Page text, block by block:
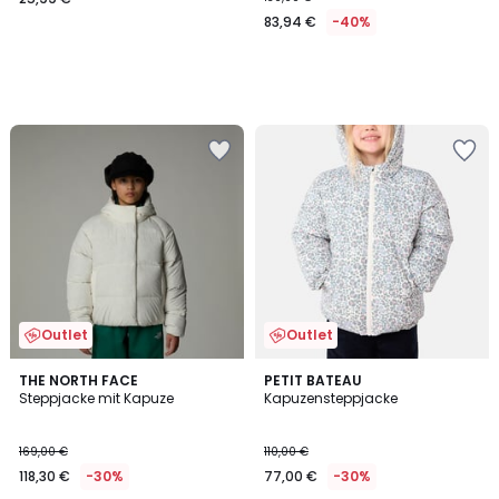
83,94 € -40%
Outlet
THE NORTH FACE
Steppjacke mit Kapuze
169,00 €
118,30 € -30%
4,7
/ 5
Outlet
PETIT BATEAU
Kapuzensteppjacke
110,00 €
77,00 € -30%
5
/